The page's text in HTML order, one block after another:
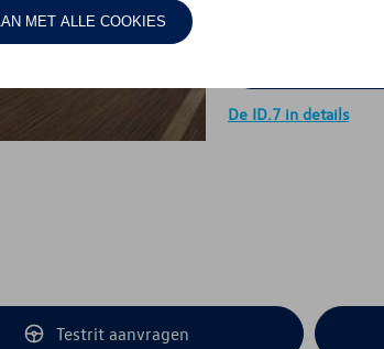
De ID.7 in details
Testrit aanvragen